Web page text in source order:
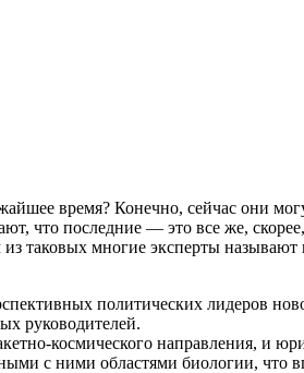
время? Конечно, сейчас они
что последние — это все же,
из таковых многие эксперты
политических лидеров
руководителей.
космического направления, и
с ними областями биологии, что